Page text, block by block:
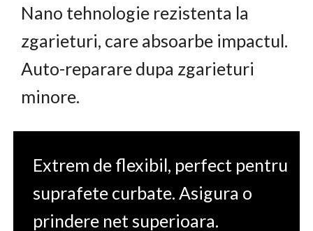
Nano tehnologie rezistenta la
zgarieturi, care absoarbe impactul.
Auto-reparare dupa zgarieturi
minore.
Extrem de flexibil, perfect pentru
suprafete curbate. Asigura o
prindere net superioara.